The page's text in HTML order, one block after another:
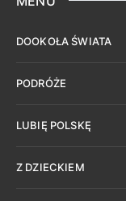
DOOKOŁA ŚWIATA
PODRÓŻE
LUBIĘ POLSKĘ
Z DZIECKIEM